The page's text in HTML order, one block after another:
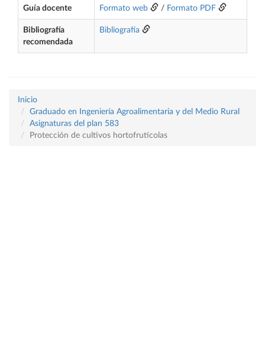
Guía docente Formato web / Formato PDF
Bibliografía
recomendada
Bibliografía
Inicio
Graduado en Ingeniería Agroalimentaria y del Medio Rural
Asignaturas del plan 583
Protección de cultivos hortofrutícolas